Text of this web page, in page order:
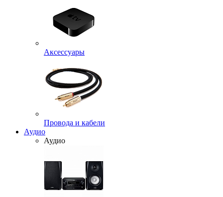
Аксессуары
Провода и кабели
Аудио
Аудио